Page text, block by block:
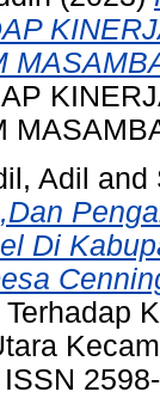
Adil and
Di